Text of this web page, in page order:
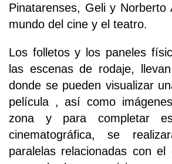
Pinatarenses, Geli y Norberto
mundo del cine y el teatro.
Los folletos y los paneles
las escenas de rodaje,
donde se pueden visualizar
película , así como
zona y para completar
cinematográfica, se
paralelas relacionadas con